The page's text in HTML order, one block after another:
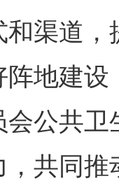
和渠道
地建
公共
共同